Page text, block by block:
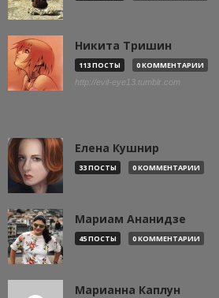
Никита Тришин
113 ПОСТЫ 0 КОММЕНТАРИИ
http://evil-eye13.tumblr.com
Елена Кушнир
33 ПОСТЫ 0 КОММЕНТАРИИ
Мариам Ананидзе
45 ПОСТЫ 0 КОММЕНТАРИИ
Марианна Каплун